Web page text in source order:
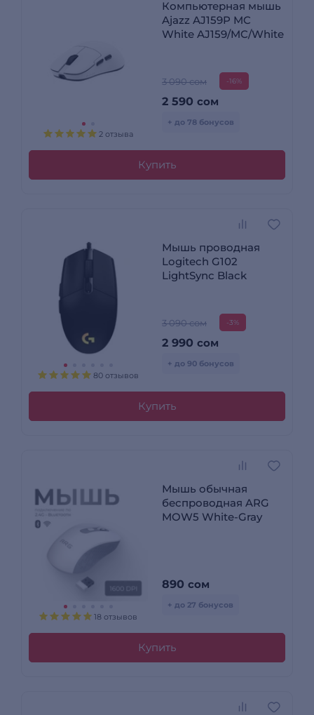
2 отзыва
Компьютерная мышь
Ajazz AJ159P MC
White AJ159/MC/White
3 090 сом -16%
2 590 сом
+ до 78 бонусов
Купить
80 отзывов
Мышь проводная
Logitech G102
LightSync Black
3 090 сом -3%
2 990 сом
+ до 90 бонусов
Купить
18 отзывов
Мышь обычная
беспроводная ARG
MOW5 White-Gray
890 сом
+ до 27 бонусов
Купить